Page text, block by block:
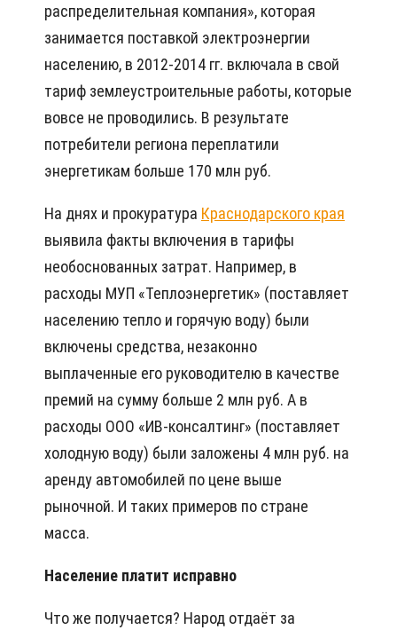
распределительная компания», которая
занимается поставкой электроэнергии
населению, в 2012-2014 гг. включала в свой
тариф землеустроительные работы, которые
вовсе не проводились. В результате
потребители региона переплатили
энергетикам больше 170 млн руб.
На днях и прокуратура Краснодарского края
выявила факты включения в тарифы
необоснованных затрат. Например, в
расходы МУП «Теплоэнергетик» (поставляет
населению тепло и горячую воду) были
включены средства, незаконно
выплаченные его руководителю в качестве
премий на сумму больше 2 млн руб. А в
расходы ООО «ИВ-консалтинг» (по­ставляет
холодную воду) были заложены 4 млн руб. на
аренду автомобилей по цене выше
рыночной. И таких примеров по стране
масса.
Население платит исправно
Что же получается? Народ отдаёт за